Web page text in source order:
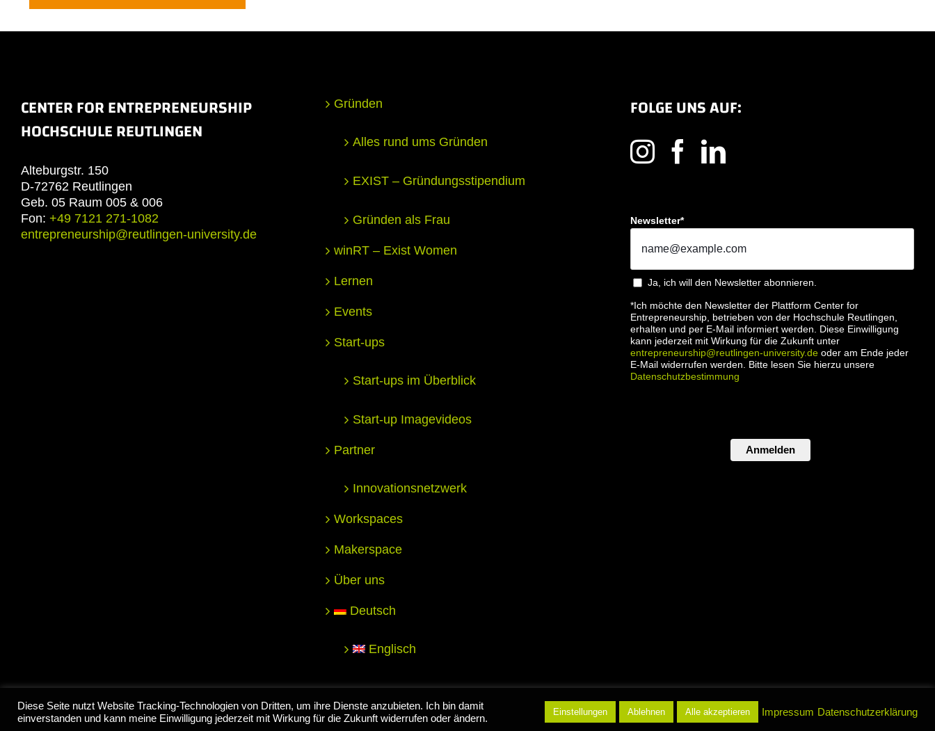
CENTER FOR ENTREPRENEURSHIP
HOCHSCHULE REUTLINGEN
Alteburgstr. 150
D-72762 Reutlingen
Geb. 05 Raum 005 & 006
Fon: +49 7121 271-1082
entrepreneurship@reutlingen-university.de
Gründen
Alles rund ums Gründen
EXIST – Gründungsstipendium
Gründen als Frau
winRT – Exist Women
Lernen
Events
Start-ups
Start-ups im Überblick
Start-up Imagevideos
Partner
Innovationsnetzwerk
Workspaces
Makerspace
Über uns
Deutsch
Englisch
FOLGE UNS AUF:
Newsletter*
Ja, ich will den Newsletter abonnieren.
*Ich möchte den Newsletter der Plattform Center for
Entrepreneurship, betrieben von der Hochschule Reutlingen,
erhalten und per E-Mail informiert werden. Diese Einwilligung
kann jederzeit mit Wirkung für die Zukunft unter
entrepreneurship@reutlingen-university.de oder am Ende jeder
E-Mail widerrufen werden. Bitte lesen Sie hierzu unsere
Datenschutzbestimmung
Anmelden
Diese Seite nutzt Website Tracking-Technologien von Dritten, um ihre Dienste anzubieten. Ich bin damit
einverstanden und kann meine Einwilligung jederzeit mit Wirkung für die Zukunft widerrufen oder ändern.
Einstellungen Ablehnen Alle akzeptieren Impressum Datenschutzerklärung